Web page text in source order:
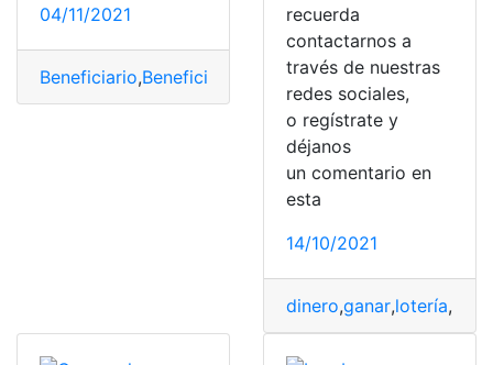
04/11/2021
Beneficiario,Beneficios contratos,ganancia,ganar
recuerda
contactarnos a
través de nuestras
redes sociales,
o regístrate y
déjanos
un comentario en
esta
14/10/2021
dinero,ganar,lotería,